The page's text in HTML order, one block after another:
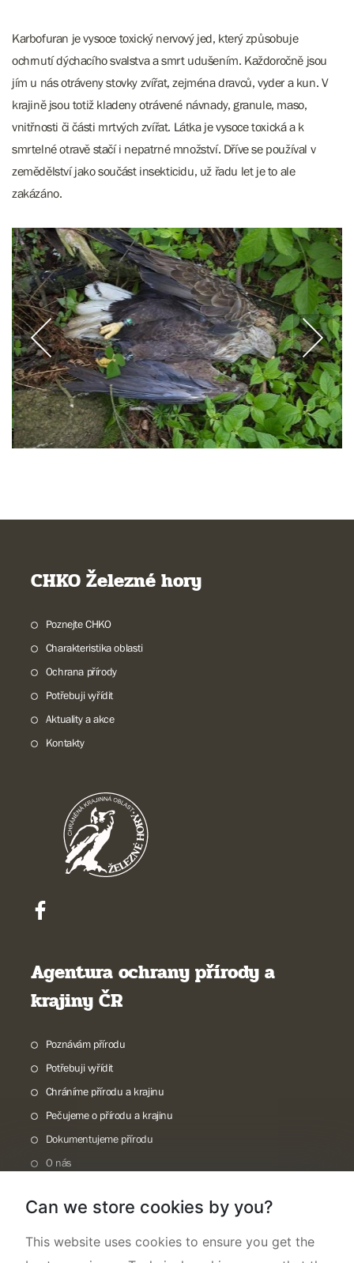
Karbofuran je vysoce toxický nervový jed, který způsobuje
ochrnutí dýchacího svalstva a smrt udušením. Každoročně jsou
jím u nás otráveny stovky zvířat, zejména dravců, vyder a kun. V
krajině jsou totiž kladeny otrávené návnady, granule, maso,
vnitřnosti či části mrtvých zvířat. Látka je vysoce toxická a k
smrtelné otravě stačí i nepatrné množství. Dříve se používal v
zemědělství jako součást insekticidu, už řadu let je to ale
zakázáno.
CHKO Železné hory
Poznejte CHKO
Charakteristika oblasti
Ochrana přírody
Potřebuji vyřídit
Aktuality a akce
Kontakty
Agentura ochrany přírody a
krajiny ČR
Poznávám přírodu
Potřebuji vyřídit
Chráníme přírodu a krajinu
Pečujeme o přírodu a krajinu
Dokumentujeme přírodu
O nás
Can we store cookies by you?
This website uses cookies to ensure you get the